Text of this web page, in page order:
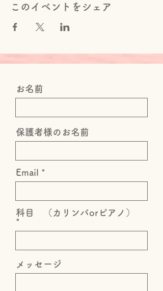
このイベントをシェア
お名前
保護者様のお名前
Email
科目 （カリンバorピアノ）
メッセージ